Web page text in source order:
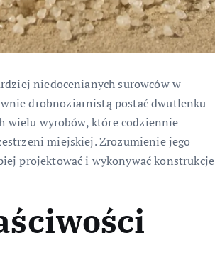
niedocenianych surowców w
drobnoziarnistą postać dwutlenku
wielu wyrobów, które codziennie
miejskiej. Zrozumienie jego
projektować i wykonywać konstrukcje